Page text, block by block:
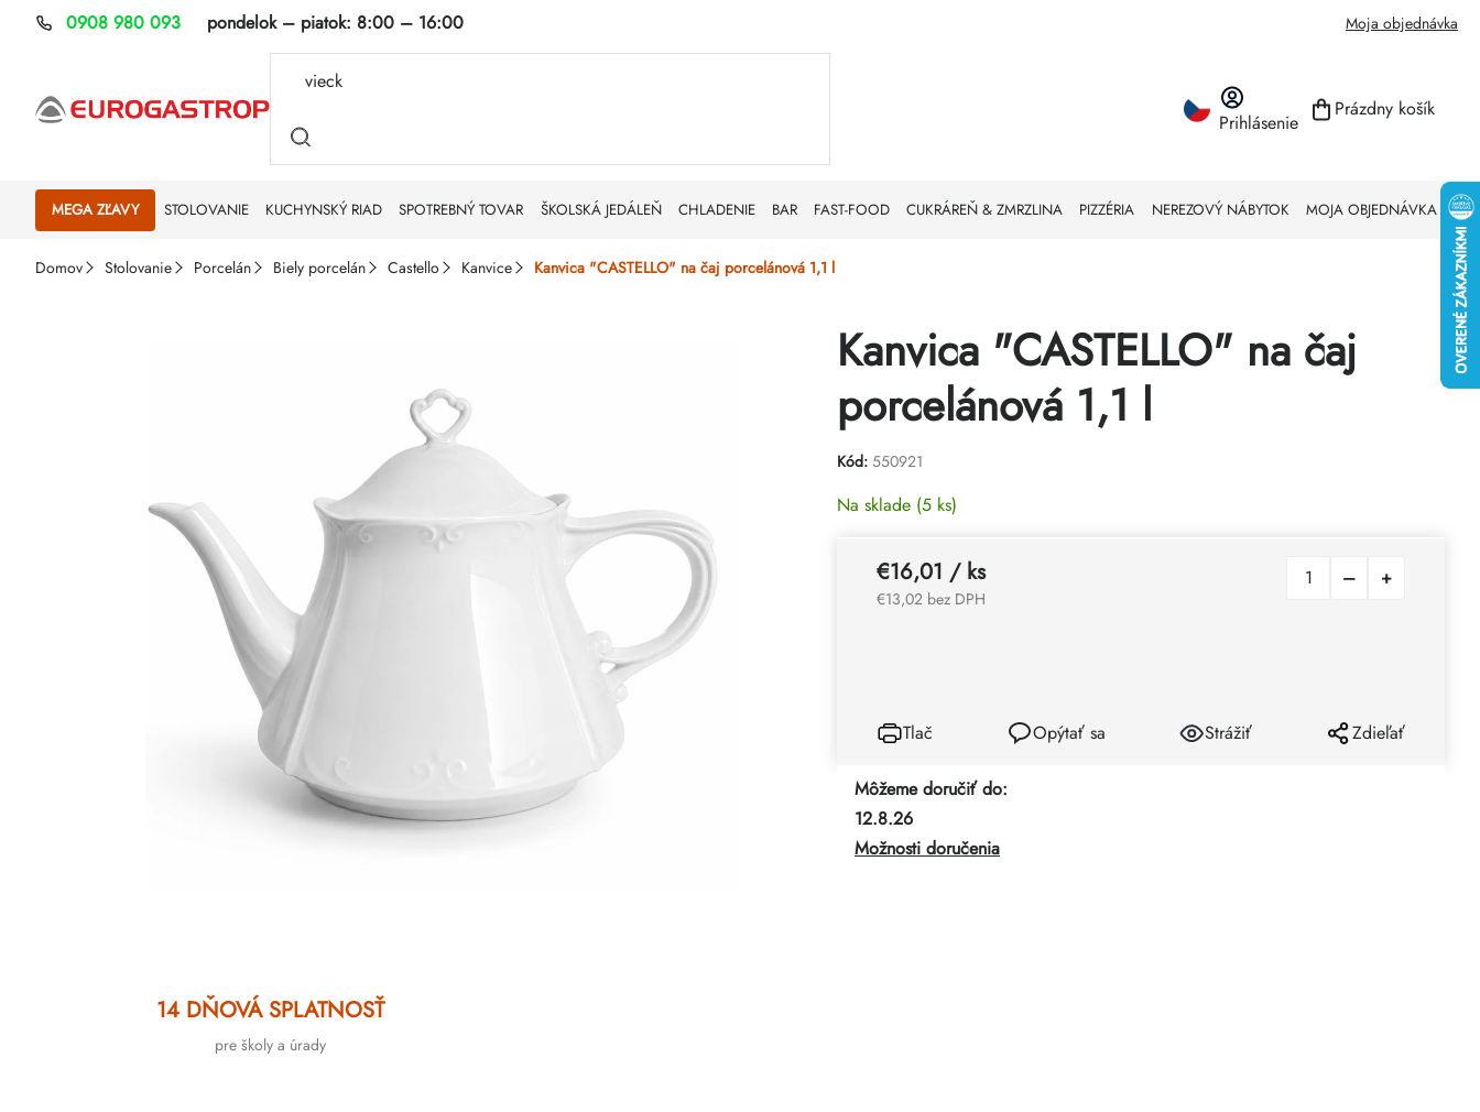
Prejsť
0908 980 093 pondelok – piatok: 8:00 – 16:00 Moja objednávka
Prihlásenie NÁKUPNÝ
Prázdny košík
MEGA ZĽAVY STOLOVANIE KUCHYNSKÝ RIAD SPOTREBNÝ TOVAR ŠKOLSKÁ JEDÁLEŇ CHLADENIE BAR FAST-FOOD CUKRÁREŇ & ZMRZLINA PIZZÉRIA NEREZOVÝ NÁBYTOK MOJA OBJEDNÁVKA
Domov Stolovanie Porcelán Biely porcelán Castello Kanvice Kanvica "CASTELLO" na čaj porcelánová 1,1 l
Kanvica "CASTELLO" na čaj
porcelánová 1,1 l
Kód: 550921
Na sklade (5 ks)
Môžeme doručiť do:
12.8.26
Možnosti doručenia
€16,01 / ks
€13,02 bez DPH
Tlač Opýtať sa Strážiť Zdieľať
14 DŇOVÁ SPLATNOSŤ
pre školy a úrady